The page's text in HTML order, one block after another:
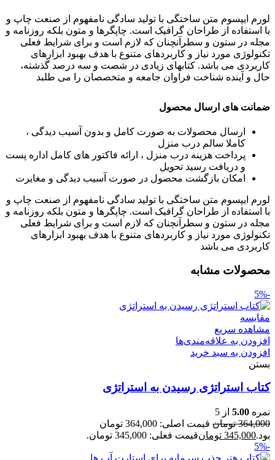
لورم ایپسوم متن ساختگی با تولید سادگی نامفهوم از صنعت چاپ و
با استفاده از طراحان گرافیک است. چاپگرها و متون بلکه روزنامه و
مجله در ستون و سطرآنچنان که لازم است و برای شرایط فعلی
تکنولوژی مورد نیاز و کاربردهای متنوع با هدف بهبود ابزارهای
کاربردی می باشد. کتابهای زیادی در شصت و سه درصد گذشته،
حال و آینده شناخت فراوان جامعه و متخصصان را می طلبد
ضمانت های ارسال محصول
ارسال محصولات به صورت کامل و بدون آسیب دیدگی ،
کاملا سالم درب منزل
پرداخت هزینه درب منزل ، ارائه فاکتور های کامل اداره پست
و دریافت رسید تحویل
امکان بازگشت محصول در صورت آسیب دیدگی و مغایرت
لورم ایپسوم متن ساختگی با تولید سادگی نامفهوم از صنعت چاپ و
با استفاده از طراحان گرافیک است. چاپگرها و متون بلکه روزنامه و
مجله در ستون و سطرآنچنان که لازم است و برای شرایط فعلی
تکنولوژی مورد نیاز و کاربردهای متنوع با هدف بهبود ابزارهای
کاربردی می باشد
محصولات مشابه
-5%
مقایسه
مشاهده سریع
افزودن به علاقه‌مندی‌ها
افزودن به سبد خرید
بستن
کتاب استراتژی رسیدن به استراتژی
نمره 5.00 از 5
364,000 تومان
قیمت اصلی: 364,000 تومان
بود.345,000 تومانقیمت فعلی: 345,000 تومان.
-5%